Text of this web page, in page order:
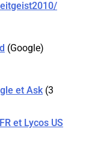
(Google)
et Ask(3
et Lycos US